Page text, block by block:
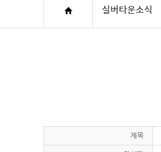
실버타운소식
제목